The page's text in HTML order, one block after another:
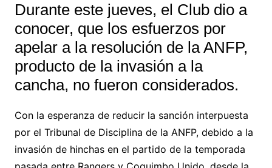
Durante este jueves, el Club dio a
conocer, que los esfuerzos por
apelar a la resolución de la ANFP,
producto de la invasión a la
cancha, no fueron considerados.
Con la esperanza de reducir la sanción interpuesta
por el Tribunal de Disciplina de la ANFP, debido a la
invasión de hinchas en el partido de la temporada